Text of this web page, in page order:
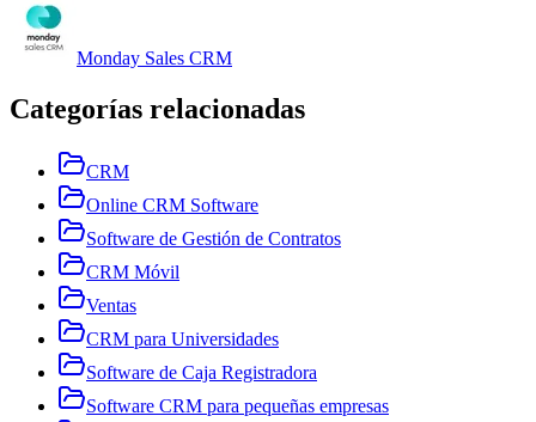
Monday Sales CRM
Categorías relacionadas
CRM
Online CRM Software
Software de Gestión de Contratos
CRM Móvil
Ventas
CRM para Universidades
Software de Caja Registradora
Software CRM para pequeñas empresas